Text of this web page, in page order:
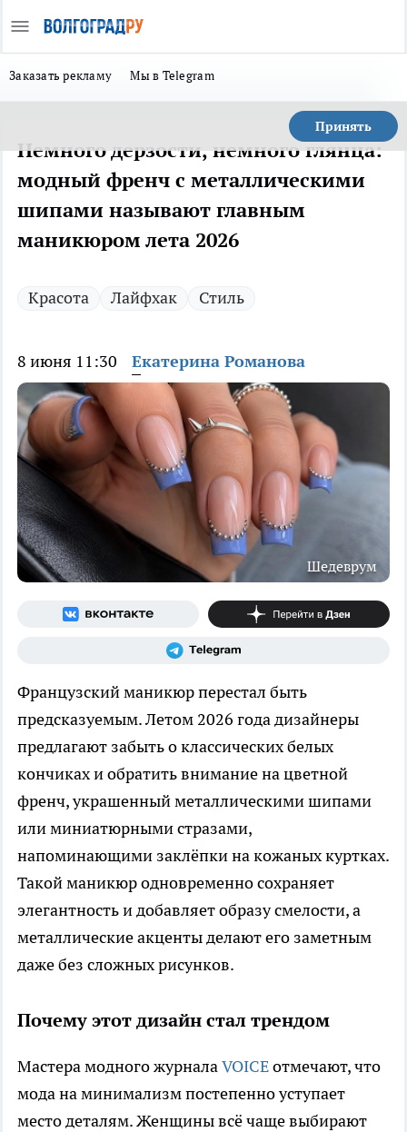
Заказать рекламу Мы в Telegram
Принять
Немного дерзости, немного глянца:
модный френч с металлическими
шипами называют главным
маникюром лета 2026
Красота Лайфхак Стиль
8 июня 11:30 Екатерина Романова
Шедеврум
Французский маникюр перестал быть
предсказуемым. Летом 2026 года дизайнеры
предлагают забыть о классических белых
кончиках и обратить внимание на цветной
френч, украшенный металлическими шипами
или миниатюрными стразами,
напоминающими заклёпки на кожаных куртках.
Такой маникюр одновременно сохраняет
элегантность и добавляет образу смелости, а
металлические акценты делают его заметным
даже без сложных рисунков.
Почему этот дизайн стал трендом
Мастера модного журналаVOICEотмечают, что
мода на минимализм постепенно уступает
место деталям. Женщины всё чаще выбирают